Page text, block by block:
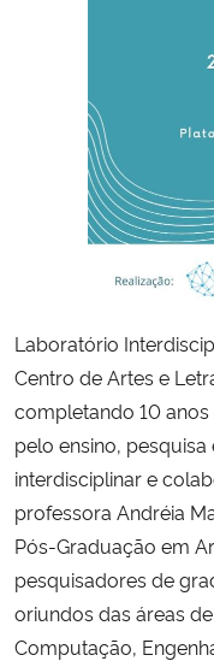
Secretaria de Governo
Gabinete de Segurança
Advocacia-Geral da União
Planalto
Laboratório
Centro de Artes e
completando 10
pelo ensino,
interdisciplinar e
professora Andréia
Pós-Graduação em
pesquisadores de
oriundos das áreas
Computação,